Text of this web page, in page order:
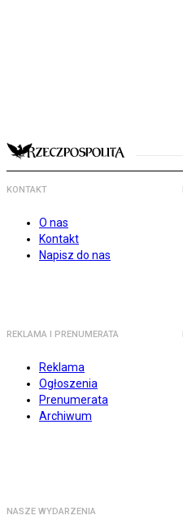
KONTAKT
O nas
Kontakt
Napisz do nas
REKLAMA I PRENUMERATA
Reklama
Ogłoszenia
Prenumerata
Archiwum
NASZE WYDARZENIA